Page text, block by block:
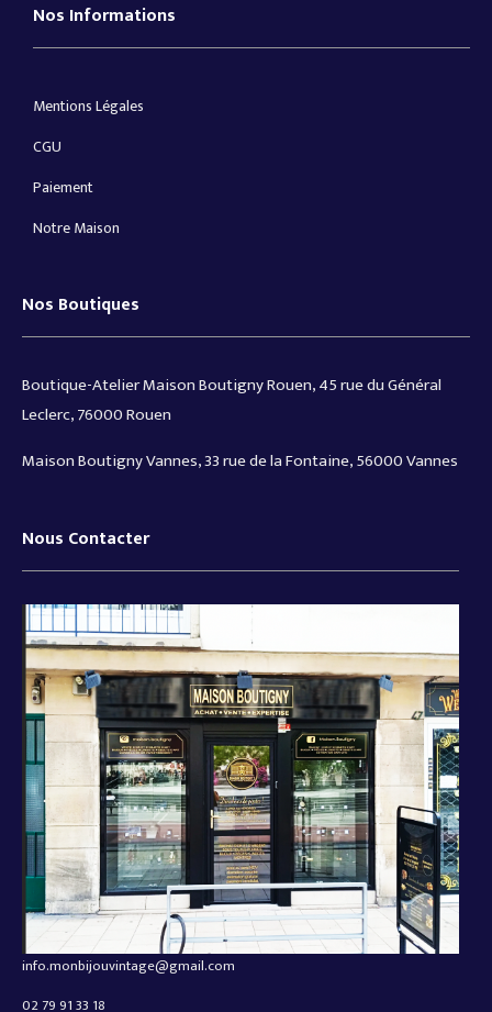
Nos Informations
Mentions Légales
CGU
Paiement
Notre Maison
Nos Boutiques
Boutique-Atelier Maison Boutigny Rouen, 45 rue du Général
Leclerc, 76000 Rouen
Maison Boutigny Vannes, 33 rue de la Fontaine, 56000 Vannes
Nous Contacter
info.monbijouvintage@gmail.com
02 79 91 33 18